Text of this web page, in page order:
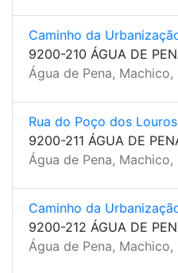
Caminho da
9200-210 ÁGUA DE
Água de Pena,
Rua do Poço dos Louros
9200-211 ÁGUA DE
Água de Pena,
Caminho da
9200-212 ÁGUA DE
Água de Pena,